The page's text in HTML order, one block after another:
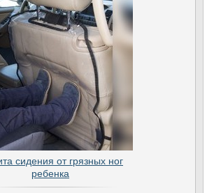
сидения от грязных ног
ребенка